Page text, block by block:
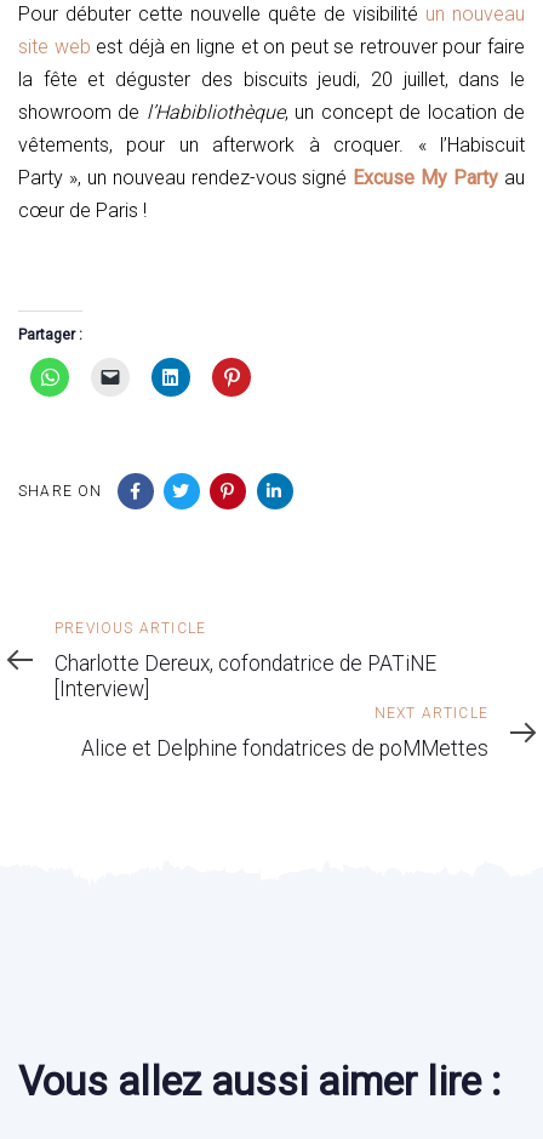
Pour débuter cette nouvelle quête de visibilité un nouveau
site web est déjà en ligne et on peut se retrouver pour faire
la fête et déguster des biscuits jeudi, 20 juillet, dans le
showroom de l’Habibliothèque, un concept de location de
vêtements, pour un afterwork à croquer. « l’Habiscuit
Party », un nouveau rendez-vous signé Excuse My Party au
cœur de Paris !
Partager :
SHARE ON
Previous
Article
PREVIOUS ARTICLE
Charlotte Dereux, cofondatrice de PATiNE
[Interview]
Article
NEXT ARTICLE
Alice et Delphine fondatrices de poMMettes
Vous allez aussi aimer lire :